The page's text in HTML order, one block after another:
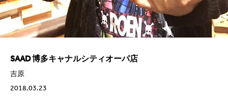
SAAD 博多キャナルシティオーパ店
吉原
2018.03.23